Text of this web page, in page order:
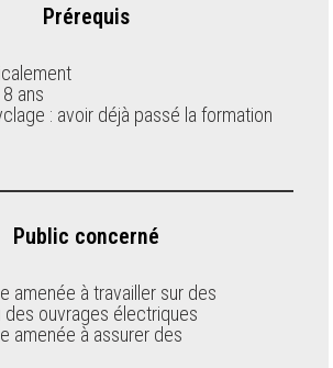
Prérequis
ans
: avoir déjà passé la formation
Public concerné
amenée à travailler sur des
des ouvrages électriques
amenée à assurer des